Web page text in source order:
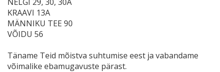
KRAAVI 13A
MÄNNIKU TEE 90
VÕIDU 56
Täname Teid mõistva suhtumise eest ja vabandame
võimalike ebamugavuste pärast.